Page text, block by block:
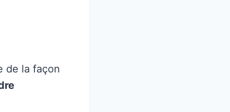
de la façon